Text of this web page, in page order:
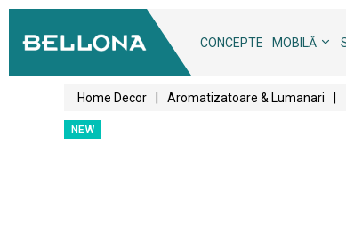
CONCEPTE MOBILĂ
Home Decor Aromatizatoare & Lumanari
NEW